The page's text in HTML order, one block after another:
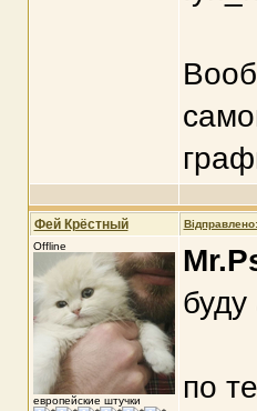
Фей Крёстный Відправлено:
Offline
европейские штучки
по